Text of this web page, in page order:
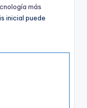
más
inicial puede